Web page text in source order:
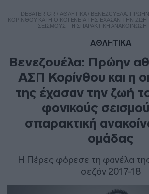
DEBATER.GR / ΑΘΛΗΤΙΚΑ/ ΒΕΝΕΖΟΥΈΛΑ: ΠΡΏΗΝ
ΚΟΡΊΝΘΟΥ ΚΑΙ Η ΟΙΚΟΓΈΝΕΙΑ ΤΗΣ ΈΧΑΣΑΝ ΤΗΝ
ΣΕΙΣΜΟΎΣ – Η ΣΠΑΡΑΚΤΙΚΉ
ΑΘΛΗΤΙΚΑ
Βενεζουέλα: Πρώην
ΑΣΠ Κορίνθου και η
της έχασαν την ζωή
φονικούς
σπαρακτική
ομάδας
Η Πέρες φόρεσε τη φανέλα
σεζόν 2017-18